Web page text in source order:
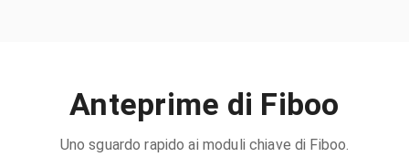
Anteprime di Fiboo
Uno sguardo rapido ai moduli chiave di Fiboo.